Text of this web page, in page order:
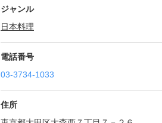
ジャンル
日本料理
電話番号
03-3734-1033
住所